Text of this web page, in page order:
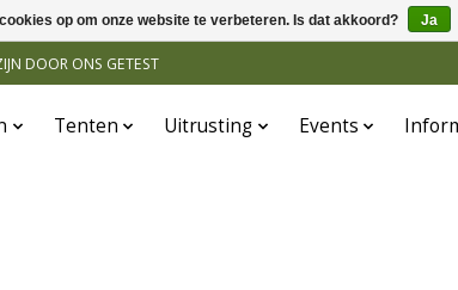
DOOR ONS GETEST
Tenten Uitrusting Events
op om onze website te verbeteren. Is dat akkoord? Ja